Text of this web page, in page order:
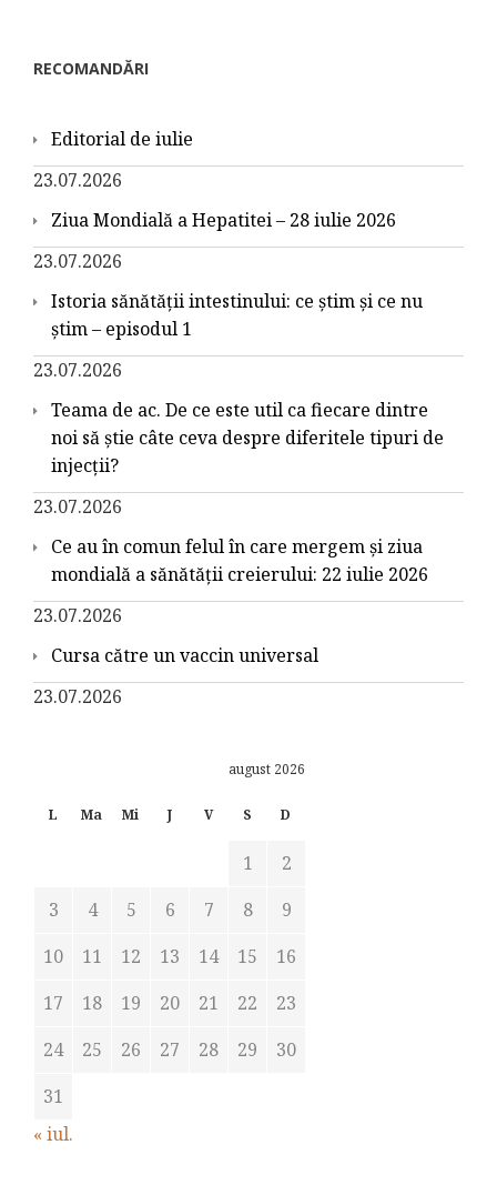
RECOMANDĂRI
Editorial de iulie
23.07.2026
Ziua Mondială a Hepatitei – 28 iulie 2026
23.07.2026
Istoria sănătății intestinului: ce știm și ce nu
știm – episodul 1
23.07.2026
Teama de ac. De ce este util ca fiecare dintre
noi să știe câte ceva despre diferitele tipuri de
injecții?
23.07.2026
Ce au în comun felul în care mergem și ziua
mondială a sănătății creierului: 22 iulie 2026
23.07.2026
Cursa către un vaccin universal
23.07.2026
august 2026
L Ma Mi J V S D
1
2
3
4 5 6 7 8
9
10
11 12 13 14 15
16
17
18 19 20 21 22
23
24
25 26 27 28 29
30
31
« iul.